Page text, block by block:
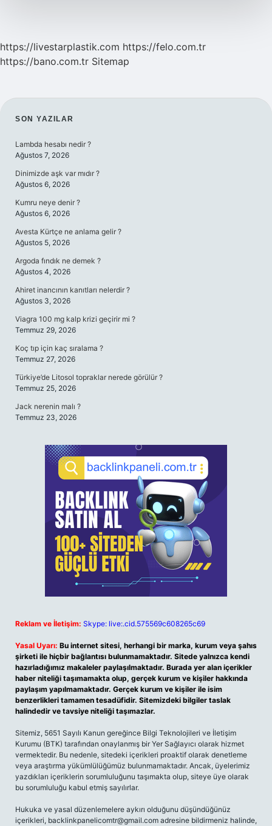
https://livestarplastik.com https://felo.com.tr
https://bano.com.tr Sitemap
SIDEBAR
SON YAZILAR
Lambda hesabı nedir ?
Ağustos 7, 2026
Dinimizde aşk var mıdır ?
Ağustos 6, 2026
Kumru neye denir ?
Ağustos 6, 2026
Avesta Kürtçe ne anlama gelir ?
Ağustos 5, 2026
Argoda fındık ne demek ?
Ağustos 4, 2026
Ahiret inancının kanıtları nelerdir ?
Ağustos 3, 2026
Viagra 100 mg kalp krizi geçirir mi ?
Temmuz 29, 2026
Koç tıp için kaç sıralama ?
Temmuz 27, 2026
Türkiye’de Litosol topraklar nerede görülür ?
Temmuz 25, 2026
Jack nerenin malı ?
Temmuz 23, 2026
Reklam ve İletişim: Skype: live:.cid.575569c608265c69
Yasal Uyarı: Bu internet sitesi, herhangi bir marka, kurum veya şahıs
şirketi ile hiçbir bağlantısı bulunmamaktadır. Sitede yalnızca kendi
hazırladığımız makaleler paylaşılmaktadır. Burada yer alan içerikler
haber niteliği taşımamakta olup, gerçek kurum ve kişiler hakkında
paylaşım yapılmamaktadır. Gerçek kurum ve kişiler ile isim
benzerlikleri tamamen tesadüfidir. Sitemizdeki bilgiler taslak
halindedir ve tavsiye niteliği taşımazlar.
Sitemiz, 5651 Sayılı Kanun gereğince Bilgi Teknolojileri ve İletişim
Kurumu (BTK) tarafından onaylanmış bir Yer Sağlayıcı olarak hizmet
vermektedir. Bu nedenle, sitedeki içerikleri proaktif olarak denetleme
veya araştırma yükümlülüğümüz bulunmamaktadır. Ancak, üyelerimiz
yazdıkları içeriklerin sorumluluğunu taşımakta olup, siteye üye olarak
bu sorumluluğu kabul etmiş sayılırlar.
Hukuka ve yasal düzenlemelere aykırı olduğunu düşündüğünüz
içerikleri, backlinkpanelicomtr@gmail.com adresine bildirmeniz halinde,